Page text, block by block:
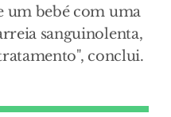
um bebé com uma
sanguinolenta,
conclui.